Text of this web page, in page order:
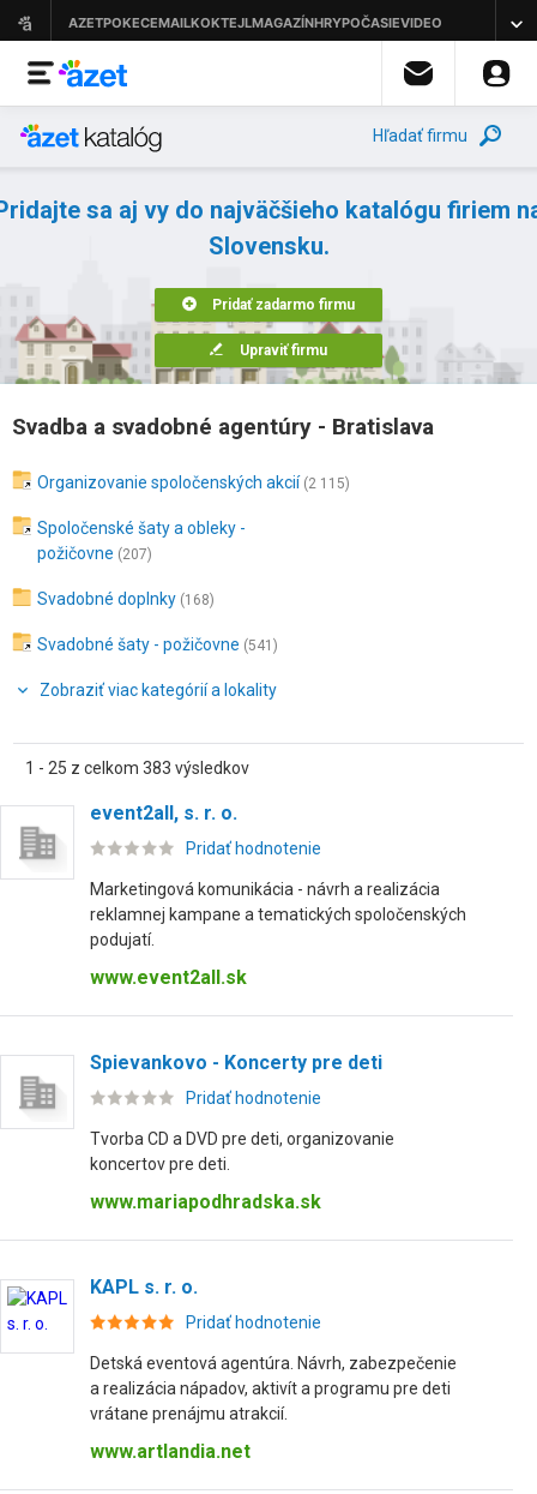
Hľadať firmu
sa aj vy do najväčšieho katalógu firiem
Slovensku.
Pridať zadarmo firmu
Upraviť firmu
Svadba a svadobné agentúry - Bratislava
Organizovanie spoločenských akcií (2 115)
Spoločenské šaty a obleky -
požičovne (207)
Svadobné doplnky (168)
Svadobné šaty - požičovne (541)
Zobraziť viac kategórií a lokality
1 - 25 z celkom 383 výsledkov
event2all, s. r. o.
Pridať hodnotenie
Marketingová komunikácia - návrh a realizácia
reklamnej kampane a tematických spoločenských
podujatí.
www.event2all.sk
Spievankovo - Koncerty pre deti
Pridať hodnotenie
Tvorba CD a DVD pre deti, organizovanie
koncertov pre deti.
www.mariapodhradska.sk
KAPL s. r. o.
Pridať hodnotenie
Detská eventová agentúra. Návrh, zabezpečenie
a realizácia nápadov, aktivít a programu pre deti
vrátane prenájmu atrakcií.
www.artlandia.net